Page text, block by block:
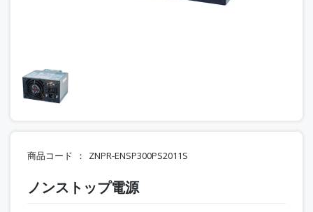
商品コード ZNPR-ENSP300PS2011S
ノンストップ電源